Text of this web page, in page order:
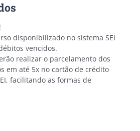
disponibilizado no sistema SEI
vencidos.
realizar o parcelamento dos
em até 5x no cartão de crédito
facilitando as formas de